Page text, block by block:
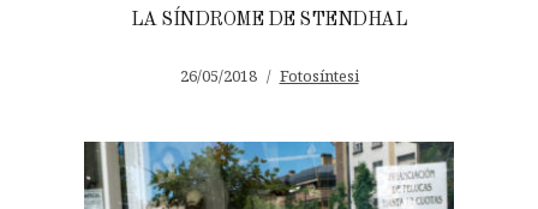
LA SÍNDROME DE STENDHAL
26/05/2018 Fotosíntesi